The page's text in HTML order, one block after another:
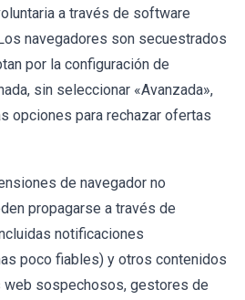
a través de software
navegadores son secuestrados
por la configuración de
sin seleccionar «Avanzada»,
opciones para rechazar ofertas
de navegador no
propagarse a través de
notificaciones
poco fiables) y otros contenidos
sospechosos, gestores de